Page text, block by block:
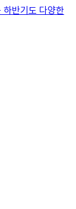
반기도 다양한